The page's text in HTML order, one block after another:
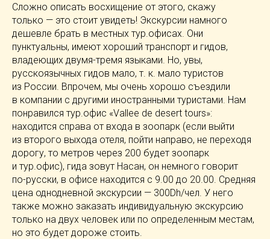
Сложно описать восхищение от этого, скажу
только — это стоит увидеть! Экскурсии намного
дешевле брать в местных тур.офисах. Они
пунктуальны, имеют хороший транспорт и гидов,
владеющих двумя-тремя языками. Но, увы,
русскоязычных гидов мало, т. к. мало туристов
из России. Впрочем, мы очень хорошо съездили
в компании с другими иностранными туристами. Нам
понравился тур.офис «Vallee de desert tours»:
находится справа от входа в зоопарк (если выйти
из второго выхода отеля, пойти направо, не переходя
дорогу, то метров через 200 будет зоопарк
и тур.офис), гида зовут Насан, он немного говорит
по-русски, в офисе находится с 9.00 до 20.00. Средняя
цена однодневной экскурсии — 300Dh/чел. У него
также можно заказать индивидуальную экскурсию
только на двух человек или по определенным местам,
но это будет дороже стоить.